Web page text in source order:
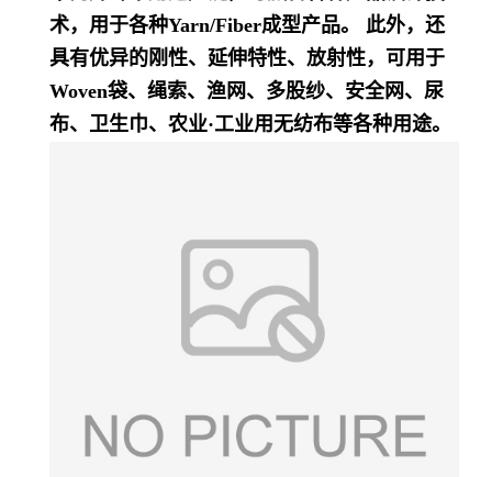
术，用于各种Yarn/Fiber成型产品。 此外，还
具有优异的刚性、延伸特性、放射性，可用于
Woven袋、绳索、渔网、多股纱、安全网、尿
布、卫生巾、农业·工业用无纺布等各种用途。